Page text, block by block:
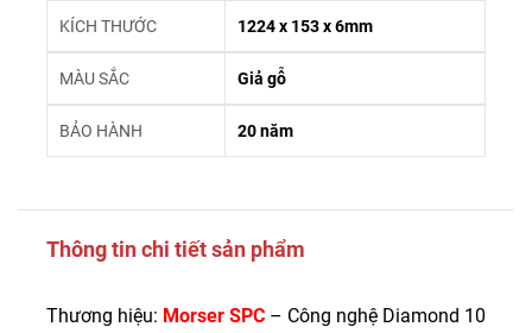
KÍCH THƯỚC 1224 x 153 x 6mm
MÀU SẮC Giả gỗ
BẢO HÀNH 20 năm
Thông tin chi tiết sản phẩm
Thương hiệu: Morser SPC – Công nghệ Diamond 10